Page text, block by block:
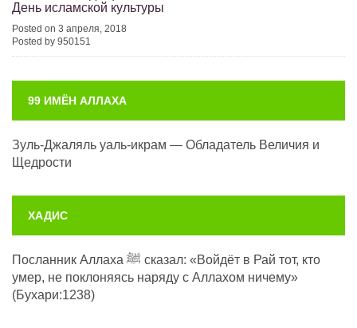
День исламской культуры
Posted on 3 апреля, 2018
Posted by 950151
99 ИМЁН АЛЛАХА
Зуль-Джаляль уаль-икрам — Обладатель Величия и
Щедрости
ХАДИС
Посланник Аллаха ﷺ сказал: «Войдёт в Рай тот, кто
умер, не поклоняясь наряду с Аллахом ничему»
(Бухари:1238)